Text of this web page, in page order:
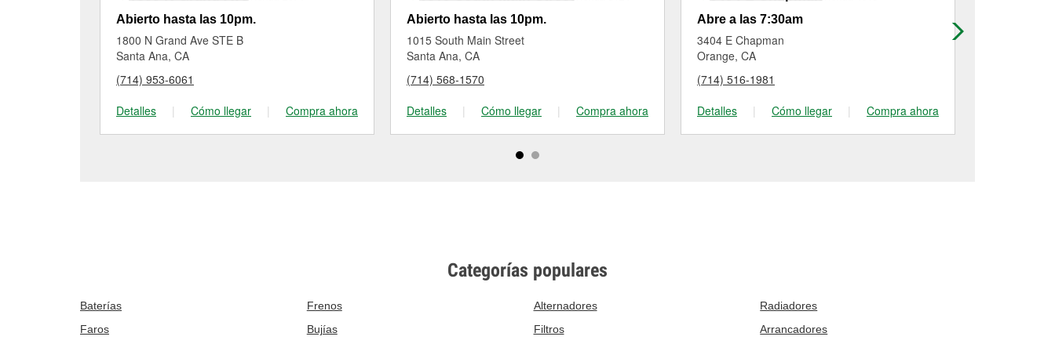
Abierto hasta las 10pm.
1800 N Grand Ave STE B
Santa Ana, CA
(714) 953-6061
Detalles
| Cómo llegar | Compra ahora
Abierto hasta las 10pm.
1015 South Main Street
Santa Ana, CA
(714) 568-1570
Detalles
| Cómo llegar | Compra ahora
Abre a las 7:30am
3404 E Chapman
Orange, CA
(714) 516-1981
Detalles
| Cómo llegar | Compra ahora
Categorías populares
Baterías Frenos Alternadores
Radiadores
Faros
Bujías Filtros Arrancadores